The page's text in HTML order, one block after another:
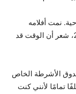
نمت أفلامه
السينمائية بأربعة أعمال أخرى. وفي عام 2020، شعر أن الوقت قد
الأشرطة الخاص
تمامًا لأنني كنت